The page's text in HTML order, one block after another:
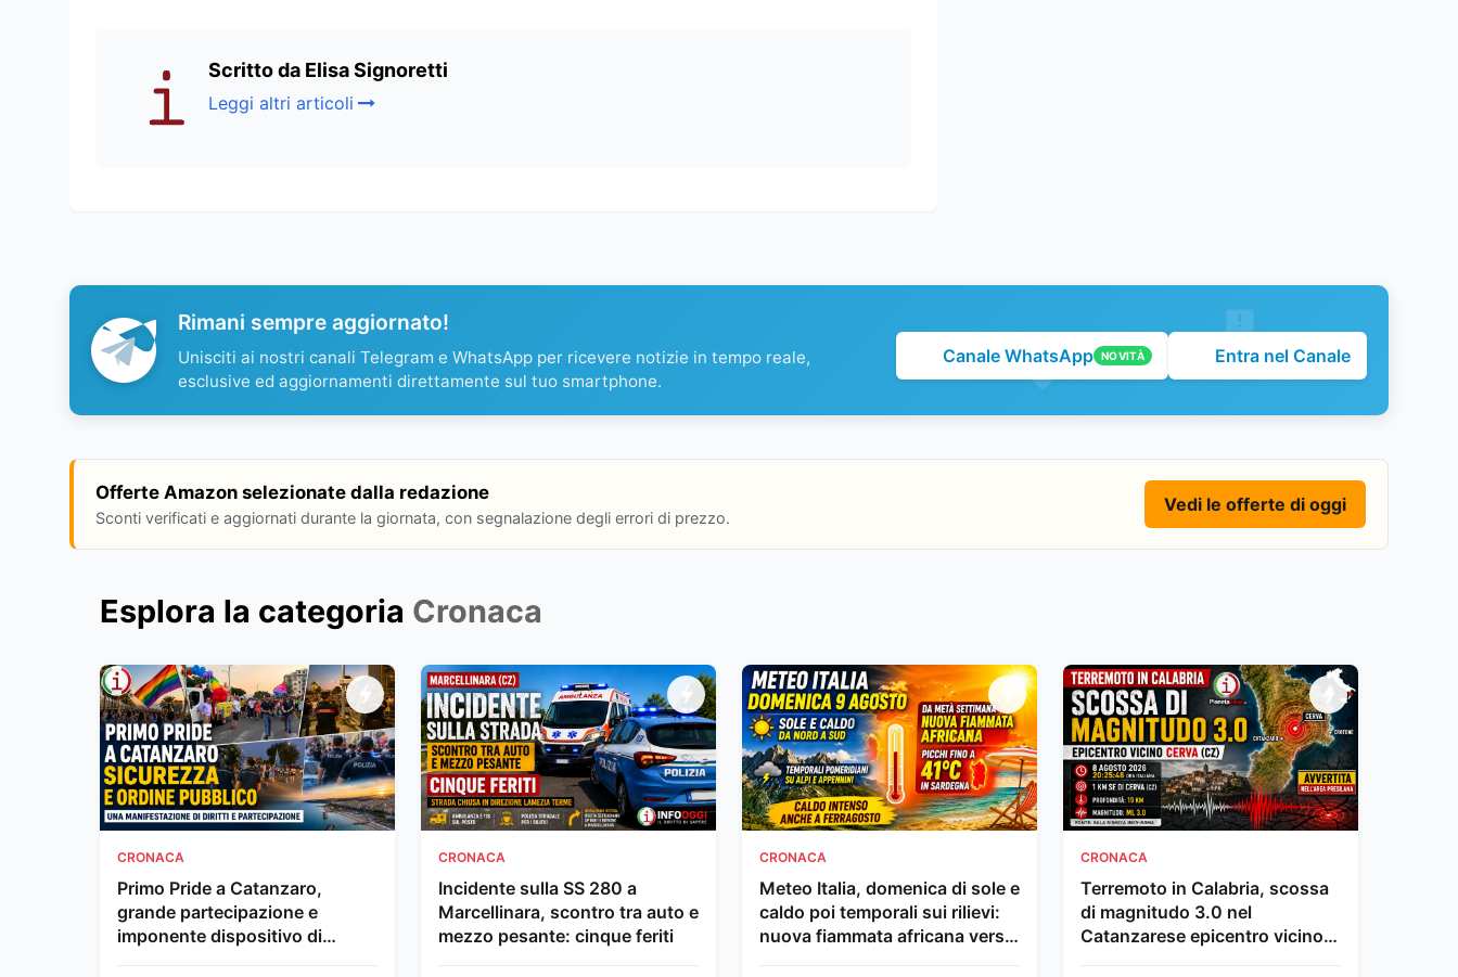
Scritto da Elisa Signoretti
Leggi altri articoli
Rimani sempre aggiornato!
Unisciti ai nostri canali Telegram e WhatsApp per ricevere notizie in tempo reale,
esclusive ed aggiornamenti direttamente sul tuo smartphone.
Canale WhatsApp NOVITÀ Entra nel Canale
Offerte Amazon selezionate dalla redazione
Sconti verificati e aggiornati durante la giornata, con segnalazione degli errori di prezzo.
Vedi le offerte di oggi
Esplora la categoria Cronaca
CRONACA
Primo Pride a Catanzaro,
grande partecipazione e
imponente dispositivo di
CRONACA
Incidente sulla SS 280 a
Marcellinara, scontro tra auto e
mezzo pesante: cinque feriti
CRONACA
Meteo Italia, domenica di sole e
caldo poi temporali sui rilievi:
nuova fiammata africana verso
CRONACA
Terremoto in Calabria, scossa
di magnitudo 3.0 nel
Catanzarese epicentro vicino